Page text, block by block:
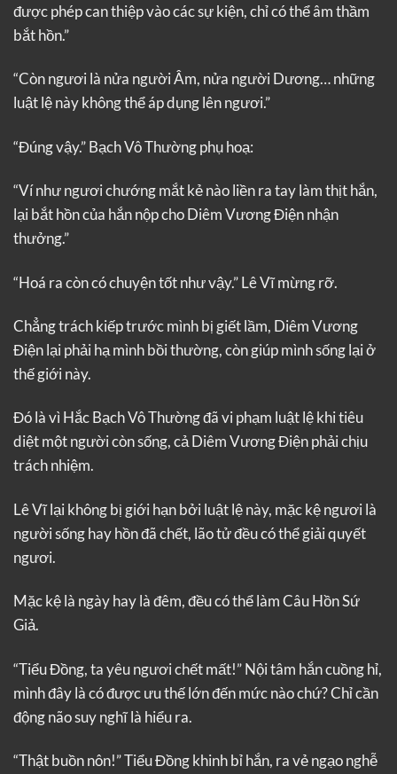
được phép can thiệp vào các sự kiện, chỉ có thể âm thầm
bắt hồn.”
“Còn ngươi là nửa người Âm, nửa người Dương… những
luật lệ này không thể áp dụng lên ngươi.”
“Đúng vậy.” Bạch Vô Thường phụ hoạ:
“Ví như ngươi chướng mắt kẻ nào liền ra tay làm thịt hắn,
lại bắt hồn của hắn nộp cho Diêm Vương Điện nhận
thưởng.”
“Hoá ra còn có chuyện tốt như vậy.” Lê Vĩ mừng rỡ.
Chẳng trách kiếp trước mình bị giết lầm, Diêm Vương
Điện lại phải hạ mình bồi thường, còn giúp mình sống lại ở
thế giới này.
Đó là vì Hắc Bạch Vô Thường đã vi phạm luật lệ khi tiêu
diệt một người còn sống, cả Diêm Vương Điện phải chịu
trách nhiệm.
Lê Vĩ lại không bị giới hạn bởi luật lệ này, mặc kệ ngươi là
người sống hay hồn đã chết, lão tử đều có thể giải quyết
ngươi.
Mặc kệ là ngày hay là đêm, đều có thể làm Câu Hồn Sứ
Giả.
“Tiểu Đồng, ta yêu ngươi chết mất!” Nội tâm hắn cuồng hỉ,
mình đây là có được ưu thế lớn đến mức nào chứ? Chỉ cần
động não suy nghĩ là hiểu ra.
“Thật buồn nôn!” Tiểu Đồng khinh bỉ hắn, ra vẻ ngạo nghễ